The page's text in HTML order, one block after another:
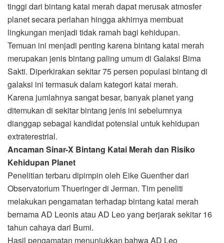
tinggi dari bintang katai merah dapat merusak atmosfer
planet secara perlahan hingga akhirnya membuat
lingkungan menjadi tidak ramah bagi kehidupan.
Temuan ini menjadi penting karena bintang katai merah
merupakan jenis bintang paling umum di Galaksi Bima
Sakti. Diperkirakan sekitar 75 persen populasi bintang di
galaksi ini termasuk dalam kategori katai merah.
Karena jumlahnya sangat besar, banyak planet yang
ditemukan di sekitar bintang jenis ini sebelumnya
dianggap sebagai kandidat potensial untuk kehidupan
extraterestrial.
Ancaman Sinar-X Bintang Katai Merah dan Risiko
Kehidupan Planet
Penelitian terbaru dipimpin oleh Eike Guenther dari
Observatorium Thueringer di Jerman. Tim peneliti
melakukan pengamatan terhadap bintang katai merah
bernama AD Leonis atau AD Leo yang berjarak sekitar 16
tahun cahaya dari Bumi.
Hasil pengamatan menunjukkan bahwa AD Leo